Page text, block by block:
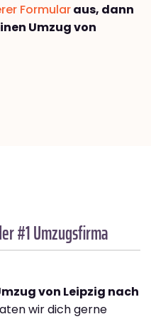
Formularaus, dann
Umzug von
#1 Umzugsfirma
von Leipzig nach
wir dich gerne